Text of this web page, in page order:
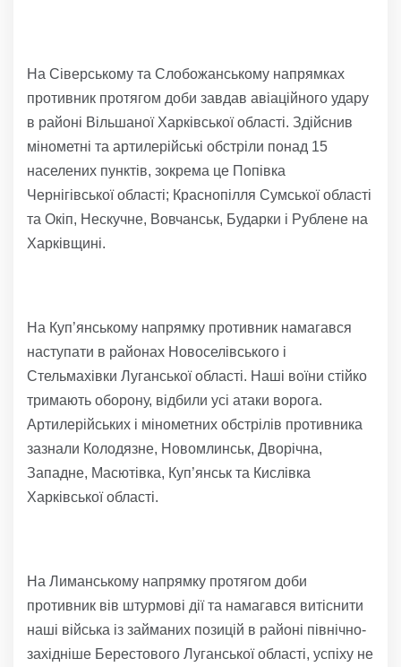
На Сіверському та Слобожанському напрямках
противник протягом доби завдав авіаційного удару
в районі Вільшаної Харківської області. Здійснив
мінометні та артилерійські обстріли понад 15
населених пунктів, зокрема це Попівка
Чернігівської області; Краснопілля Сумської області
та Окіп, Нескучне, Вовчанськ, Бударки і Рублене на
Харківщині.
На Куп’янському напрямку противник намагався
наступати в районах Новоселівського і
Стельмахівки Луганської області. Наші воїни стійко
тримають оборону, відбили усі атаки ворога.
Артилерійських і мінометних обстрілів противника
зазнали Колодязне, Новомлинськ, Дворічна,
Западне, Масютівка, Куп’янськ та Кислівка
Харківської області.
На Лиманському напрямку протягом доби
противник вів штурмові дії та намагався витіснити
наші війська із займаних позицій в районі північно-
західніше Берестового Луганської області, успіху не